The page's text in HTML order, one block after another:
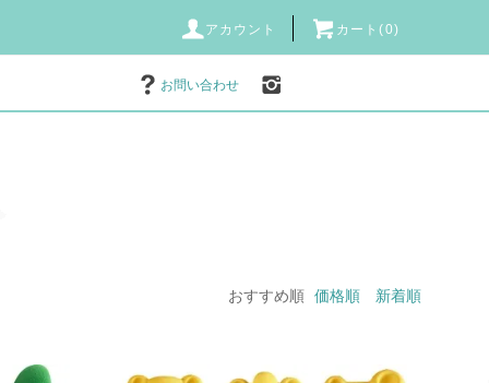
アカウント カート(0)
お問い合わせ
おすすめ順 価格順 新着順